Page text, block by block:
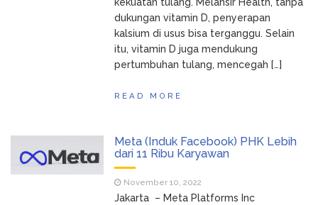
dukungan vitamin D, penyerapan
kalsium di usus bisa terganggu. Selain
itu, vitamin D juga mendukung
pertumbuhan tulang, mencegah […]
READ MORE
Meta (Induk Facebook) PHK Lebih
dari 11 Ribu Karyawan
November 10, 2022
Jakarta – Meta Platforms Inc